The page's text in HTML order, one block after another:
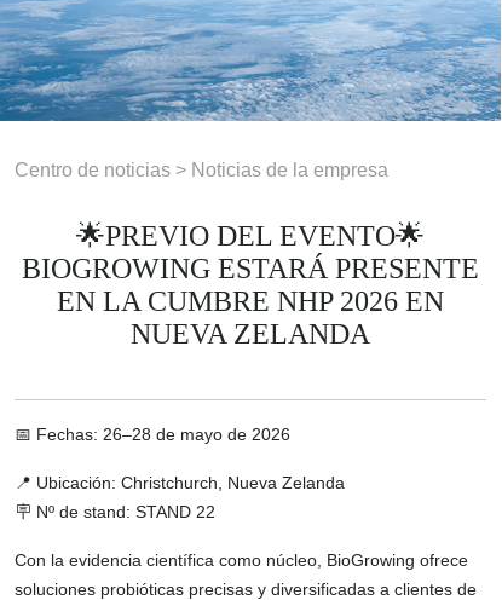
Centro de noticias > Noticias de la empresa
🌟PREVIO DEL EVENTO🌟
BIOGROWING ESTARÁ PRESENTE
EN LA CUMBRE NHP 2026 EN
NUEVA ZELANDA
📅 Fechas: 26–28 de mayo de 2026
📍 Ubicación: Christchurch, Nueva Zelanda
🪧 Nº de stand: STAND 22
Con la evidencia científica como núcleo, BioGrowing ofrece
soluciones probióticas precisas y diversificadas a clientes de